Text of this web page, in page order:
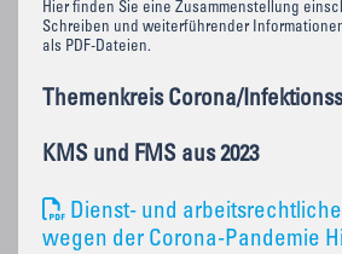
Hier finden Sie eine Zusammenstellung
Schreiben und weiterführender
als PDF-Dateien.
Themenkreis Corona/
KMS und FMS aus 2023
Dienst- und
wegen der Corona-Pandemie